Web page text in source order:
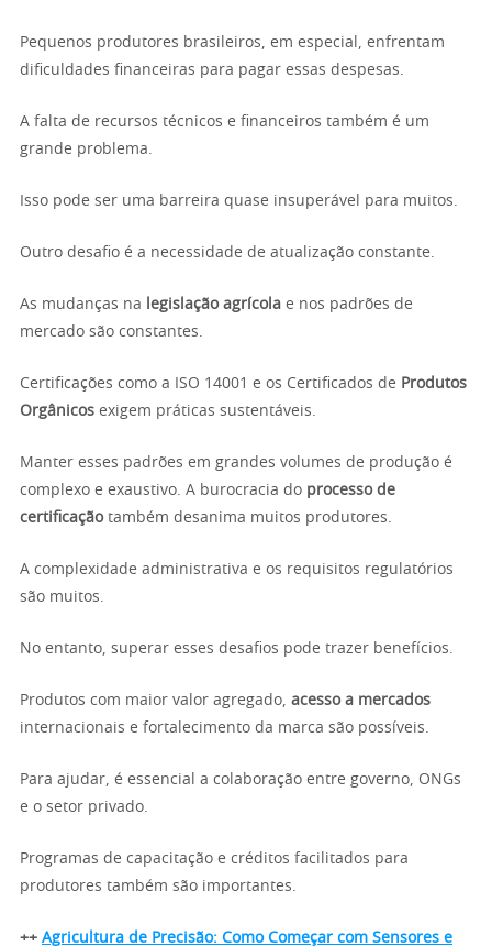
Pequenos produtores brasileiros, em especial, enfrentam
dificuldades financeiras para pagar essas despesas.
A falta de recursos técnicos e financeiros também é um
grande problema.
Isso pode ser uma barreira quase insuperável para muitos.
Outro desafio é a necessidade de atualização constante.
As mudanças na legislação agrícola e nos padrões de
mercado são constantes.
Certificações como a ISO 14001 e os Certificados de Produtos
Orgânicos exigem práticas sustentáveis.
Manter esses padrões em grandes volumes de produção é
complexo e exaustivo. A burocracia do processo de
certificaçãotambém desanima muitos produtores.
A complexidade administrativa e os requisitos regulatórios
são muitos.
No entanto, superar esses desafios pode trazer benefícios.
Produtos com maior valor agregado, acesso a mercados
internacionais e fortalecimento da marca são possíveis.
Para ajudar, é essencial a colaboração entre governo, ONGs
e o setor privado.
Programas de capacitação e créditos facilitados para
produtores também são importantes.
++ Agricultura de Precisão: Como Começar com Sensores e